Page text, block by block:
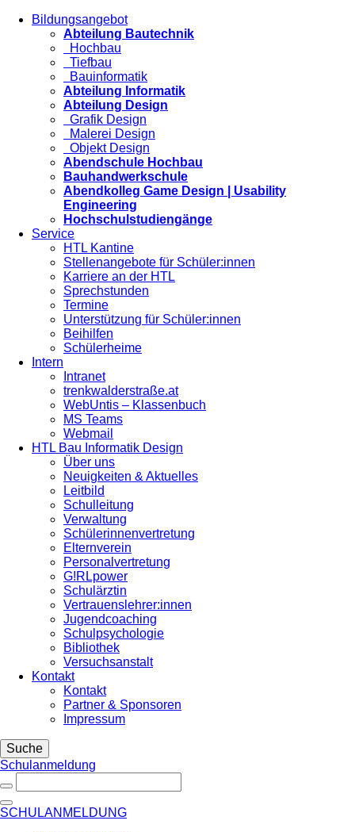
Bildungsangebot
Abteilung Bautechnik
Hochbau
Tiefbau
Bauinformatik
Abteilung Informatik
Abteilung Design
Grafik Design
Malerei Design
Objekt Design
Abendschule Hochbau
Bauhandwerkschule
Abendkolleg Game Design | Usability
Engineering
Hochschulstudiengänge
Service
HTL Kantine
Stellenangebote für Schüler:innen
Karriere an der HTL
Sprechstunden
Termine
Unterstützung für Schüler:innen
Beihilfen
Schülerheime
Intern
Intranet
trenkwalderstraße.at
WebUntis – Klassenbuch
MS Teams
Webmail
HTL Bau Informatik Design
Über uns
Neuigkeiten & Aktuelles
Leitbild
Schulleitung
Verwaltung
Schülerinnenvertretung
Elternverein
Personalvertretung
G!RLpower
Schulärztin
Vertrauenslehrer:innen
Jugendcoaching
Schulpsychologie
Bibliothek
Versuchsanstalt
Kontakt
Kontakt
Partner & Sponsoren
Impressum
Suche
Schulanmeldung
SCHULANMELDUNG